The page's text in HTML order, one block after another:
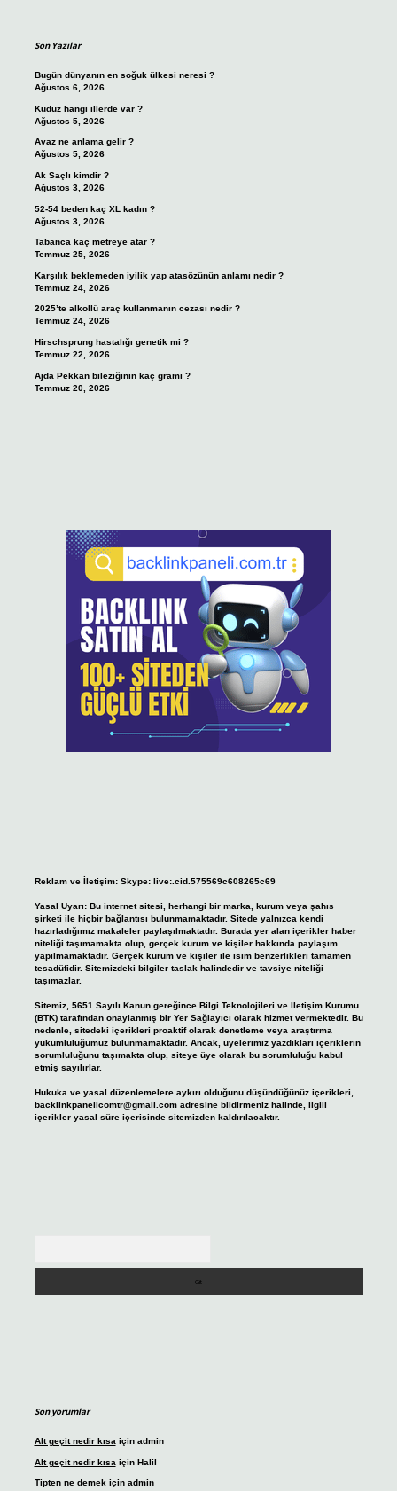
Son Yazılar
Bugün dünyanın en soğuk ülkesi neresi ?
Ağustos 6, 2026
Kuduz hangi illerde var ?
Ağustos 5, 2026
Avaz ne anlama gelir ?
Ağustos 5, 2026
Ak Saçlı kimdir ?
Ağustos 3, 2026
52-54 beden kaç XL kadın ?
Ağustos 3, 2026
Tabanca kaç metreye atar ?
Temmuz 25, 2026
Karşılık beklemeden iyilik yap atasözünün anlamı nedir ?
Temmuz 24, 2026
2025’te alkollü araç kullanmanın cezası nedir ?
Temmuz 24, 2026
Hirschsprung hastalığı genetik mi ?
Temmuz 22, 2026
Ajda Pekkan bileziğinin kaç gramı ?
Temmuz 20, 2026
Reklam ve İletişim: Skype: live:.cid.575569c608265c69
Yasal Uyarı: Bu internet sitesi, herhangi bir marka, kurum veya şahıs
şirketi ile hiçbir bağlantısı bulunmamaktadır. Sitede yalnızca kendi
hazırladığımız makaleler paylaşılmaktadır. Burada yer alan içerikler haber
niteliği taşımamakta olup, gerçek kurum ve kişiler hakkında paylaşım
yapılmamaktadır. Gerçek kurum ve kişiler ile isim benzerlikleri tamamen
tesadüfidir. Sitemizdeki bilgiler taslak halindedir ve tavsiye niteliği
taşımazlar.
Sitemiz, 5651 Sayılı Kanun gereğince Bilgi Teknolojileri ve İletişim Kurumu
(BTK) tarafından onaylanmış bir Yer Sağlayıcı olarak hizmet vermektedir. Bu
nedenle, sitedeki içerikleri proaktif olarak denetleme veya araştırma
yükümlülüğümüz bulunmamaktadır. Ancak, üyelerimiz yazdıkları içeriklerin
sorumluluğunu taşımakta olup, siteye üye olarak bu sorumluluğu kabul
etmiş sayılırlar.
Hukuka ve yasal düzenlemelere aykırı olduğunu düşündüğünüz içerikleri,
backlinkpanelicomtr@gmail.comadresine bildirmeniz halinde, ilgili
içerikler yasal süre içerisinde sitemizden kaldırılacaktır.
Son yorumlar
Alt geçit nedir kısa için admin
Alt geçit nedir kısa için Halil
Tipten ne demekiçin admin